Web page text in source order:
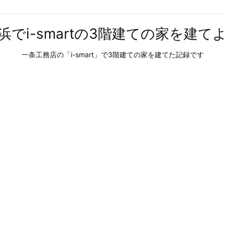
でi-smartの3階建ての家を建て
一条工務店の「i-smart」で3階建ての家を建てた記録です